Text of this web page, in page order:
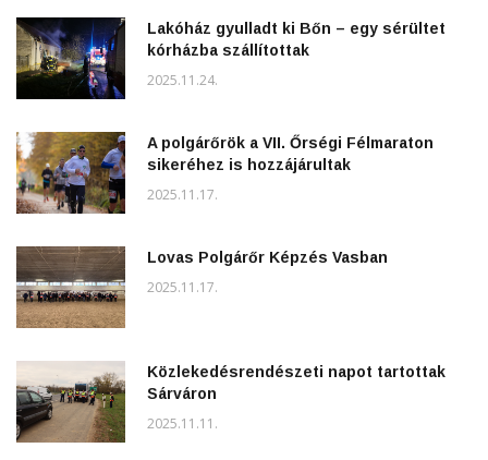
Lakóház gyulladt ki Bőn – egy sérültet
kórházba szállítottak
2025.11.24.
A polgárőrök a VII. Őrségi Félmaraton
sikeréhez is hozzájárultak
2025.11.17.
Lovas Polgárőr Képzés Vasban
2025.11.17.
Közlekedésrendészeti napot tartottak
Sárváron
2025.11.11.